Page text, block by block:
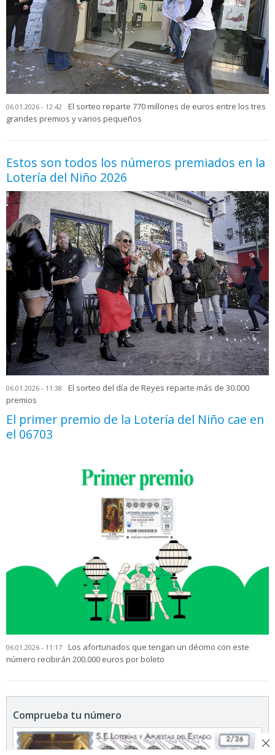
06.01.2026 - 12:42
El sorteo reparte 770 millones de euros entre los tres
grandes premios y varios pequeños
Estos son todos los números premiados en la
Lotería del Niño 2026
06.01.2026 - 11:38
El sorteo del día de Reyes reparte más de 30.000
premios
El primer premio de la Lotería del Niño cae en
el 06703
06.01.2026 - 11:17
Los afortunados que tengan un décimo con este
número recibirán 200.000 euros por boleto
Comprueba tu número